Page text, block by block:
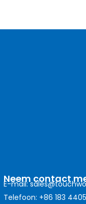
Neem contact
E-mail:
Telefoon: +86 183